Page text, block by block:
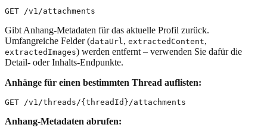
Gibt Anhang-Metadaten für das aktuelle Profil zurück.
Umfangreiche Felder (dataUrl, extractedContent,
extractedImages) werden entfernt – verwenden Sie dafür die
Detail- oder Inhalts-Endpunkte.
Anhänge für einen bestimmten Thread auflisten:
Anhang-Metadaten abrufen: